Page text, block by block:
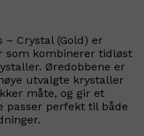
– Crystal (Gold) er
som kombinerer tidløst
Øredobbene er
utvalgte krystaller
måte, og gir et
passer perfekt til både